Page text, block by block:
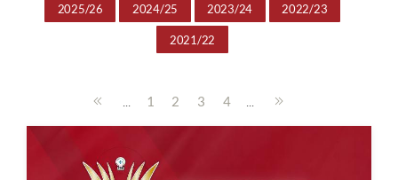
2025/26 2024/25 2023/24 2022/23
2021/22
... 1 2 3 4 ...